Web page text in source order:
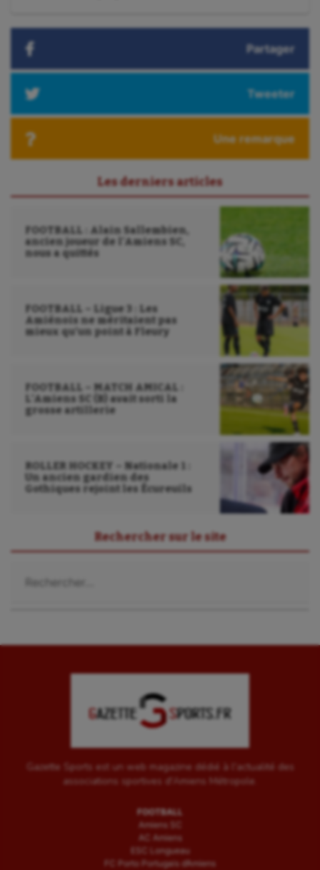
Ultimate frisbee
Voile
Water-polo
Partager
Tweeter
Une remarque
Les derniers articles
FOOTBALL : Alain Sallembien,
ancien joueur de l’Amiens SC,
nous a quittés
FOOTBALL – Ligue 3 : Les
Amiénois ne méritaient pas
mieux qu’un point à Fleury
FOOTBALL – MATCH AMICAL :
L’Amiens SC (B) avait sorti la
grosse artillerie
ROLLER HOCKEY – Nationale 1 :
Un ancien gardien des
Gothiques rejoint les Écureuils
Rechercher sur le site
Gazette Sports est un web magazine dédié à l'actualité des
associations sportives d'Amiens Métropole.
FOOTBALL
Amiens SC
AC Amiens
ESC Longueau
FC Porto Portugais d’Amiens